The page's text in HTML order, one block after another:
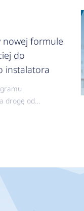
nowej formule
do
instalatora
drogę od
z